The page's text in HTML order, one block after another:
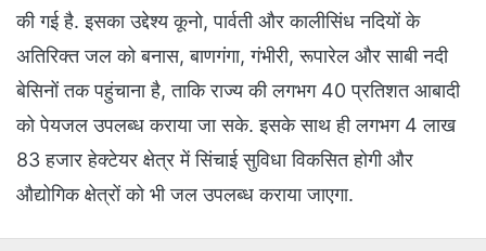
की गई है. इसका उद्देश्य कूनो, पार्वती और कालीसिंध नदियों के
अतिरिक्त जल को बनास, बाणगंगा, गंभीरी, रूपारेल और साबी नदी
बेसिनों तक पहुंचाना है, ताकि राज्य की लगभग 40 प्रतिशत आबादी
को पेयजल उपलब्ध कराया जा सके. इसके साथ ही लगभग 4 लाख
83 हजार हेक्टेयर क्षेत्र में सिंचाई सुविधा विकसित होगी और
औद्योगिक क्षेत्रों को भी जल उपलब्ध कराया जाएगा.